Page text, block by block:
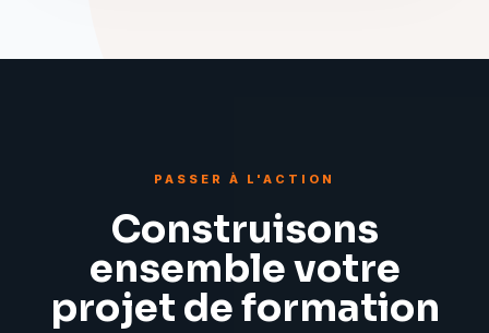
PASSER À L'ACTION
Construisons
ensemble votre
projet de formation